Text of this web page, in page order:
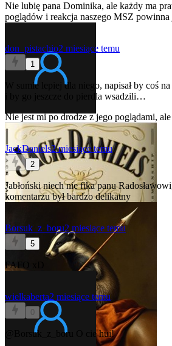
Nie lubię pana Dominika, ale każdy ma
poglądów i reakcja naszego MSZ powinna
don_pistachio2 miesiące temu
1
W sumie lepiej dla niego, napisał by coś
i by go jeszcze do pierdla wsadzili…
Nie jest mi po drodze z jego poglądami,
JackDaniels2 miesiące temu
2
Jabłoński niech nie fika panu
komentarzu był bardzo delikatny
Borsuk_z_boru2 miesiące temu
5
FAFO xD
wielkaberta2 miesiące temu
0
@Borsuk_z_boru O cie hui!